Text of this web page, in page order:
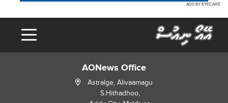
ADS BY EYECARE
AONews Office
Astralge, Alivaamagu
S.Hithadhoo,